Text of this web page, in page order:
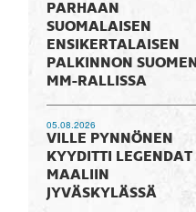
PARHAAN
SUOMALAISEN
ENSIKERTALAISEN
PALKINNON SUOMEN
MM-RALLISSA
05.08.2026
VILLE PYNNÖNEN
KYYDITTI LEGENDAT
MAALIIN
JYVÄSKYLÄSSÄ